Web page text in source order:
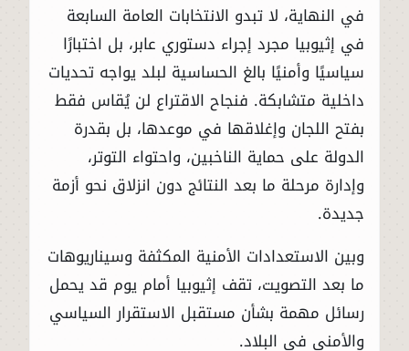
في النهاية، لا تبدو الانتخابات العامة السابعة
في إثيوبيا مجرد إجراء دستوري عابر، بل اختبارًا
سياسيًا وأمنيًا بالغ الحساسية لبلد يواجه تحديات
داخلية متشابكة. فنجاح الاقتراع لن يُقاس فقط
بفتح اللجان وإغلاقها في موعدها، بل بقدرة
الدولة على حماية الناخبين، واحتواء التوتر،
وإدارة مرحلة ما بعد النتائج دون انزلاق نحو أزمة
جديدة.
وبين الاستعدادات الأمنية المكثفة وسيناريوهات
ما بعد التصويت، تقف إثيوبيا أمام يوم قد يحمل
رسائل مهمة بشأن مستقبل الاستقرار السياسي
والأمني في البلاد.